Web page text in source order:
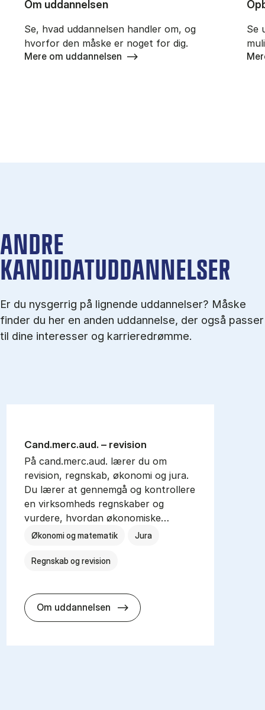
Om uddannelsen
Se, hvad uddannelsen handler om, og
hvorfor den måske er noget for dig.
Mere om uddannelsen
Se
ANDRE
KANDIDATUDDANNELSER
Er du nysgerrig på lignende uddannelser? Måske
finder du her en anden uddannelse, der også passer
til dine interesser og karrieredrømme.
Cand.merc.aud. – re­vi­sion
På cand.merc.aud. lærer du om
revision, regnskab, økonomi og jura.
Du lærer at gennemgå og kontrollere
en virksomheds regnskaber og
vurdere, hvordan økonomiske…
Økonomi og matematik Jura
Regnskab og revision
Om uddannelsen Cand.merc.aud. – re­vi­sion